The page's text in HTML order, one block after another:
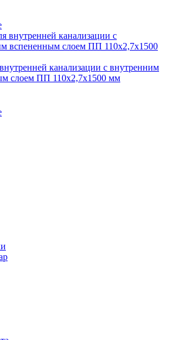
канализации с внутренним
слоем ПП 110x2,7x1500 мм